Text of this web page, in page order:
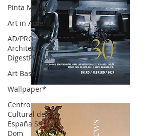
Pinta Miami
Art in America
AD/PRO
Architectural
DigestPRO Ar
Art Basel
Wallpaper*
Centro
Cultural de
España Santo
Dom
OCA|News 30 /Enero-Febrero / 2024